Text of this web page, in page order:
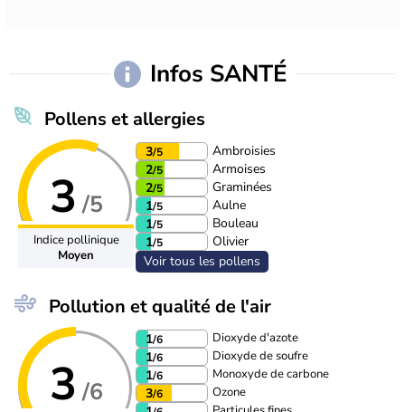
Infos SANTÉ
Pollens et allergies
3 /5
Indice pollinique
Moyen
3/5
Ambroisies
2/5
Armoises
2/5
Graminées
1/5
Aulne
1/5
Bouleau
1/5
Olivier
Voir tous les pollens
Pollution et qualité de l'air
3 /6
1/6 Dioxyde d'azote
1/6 Dioxyde de soufre
1/6 Monoxyde de carbone
3/6 Ozone